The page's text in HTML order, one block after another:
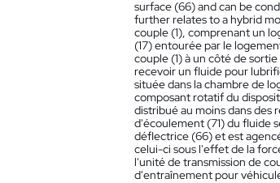
surface (66) and can be
further relates to a hybrid
couple (1), comprenant un
(17) entourée par le
couple (1) à un côté de
recevoir un fluide pour
située dans la chambre de
composant rotatif du
distribué au moins dans des
d'écoulement (71) du fluide
déflectrice (66) et est
celui-ci sous l'effet de la
l'unité de transmission de
d'entraînement pour